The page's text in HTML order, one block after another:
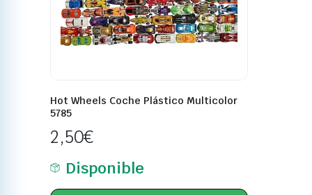
Hot Wheels Coche Plástico Multicolor
5785
2,50€
Disponible